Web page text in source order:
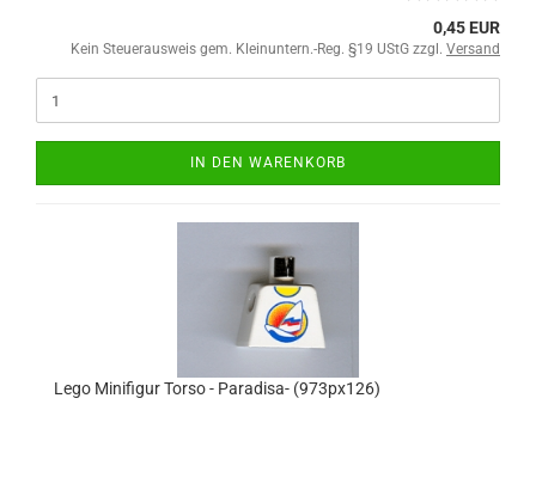
0,45 EUR
Kein Steuerausweis gem. Kleinuntern.-Reg. §19 UStG zzgl. Versand
IN DEN WARENKORB
Lego Minifigur Torso - Paradisa- (973px126)